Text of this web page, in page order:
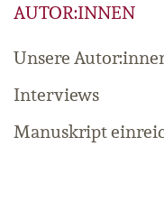
AUTOR:INNEN
Unsere
Interviews
Manuskript